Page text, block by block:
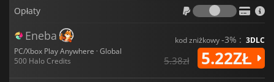
Opłaty
Opłaty
Eneba
PC/Xbox Play Anywhere · Global
500 Halo Credits
kod zniżkowy-3% : 3DLC
5.38zł 5.22ZŁ